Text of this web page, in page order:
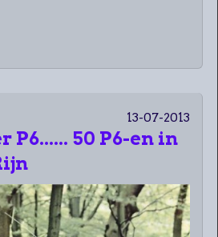
13-07-2013
P6...... 50 P6-en in